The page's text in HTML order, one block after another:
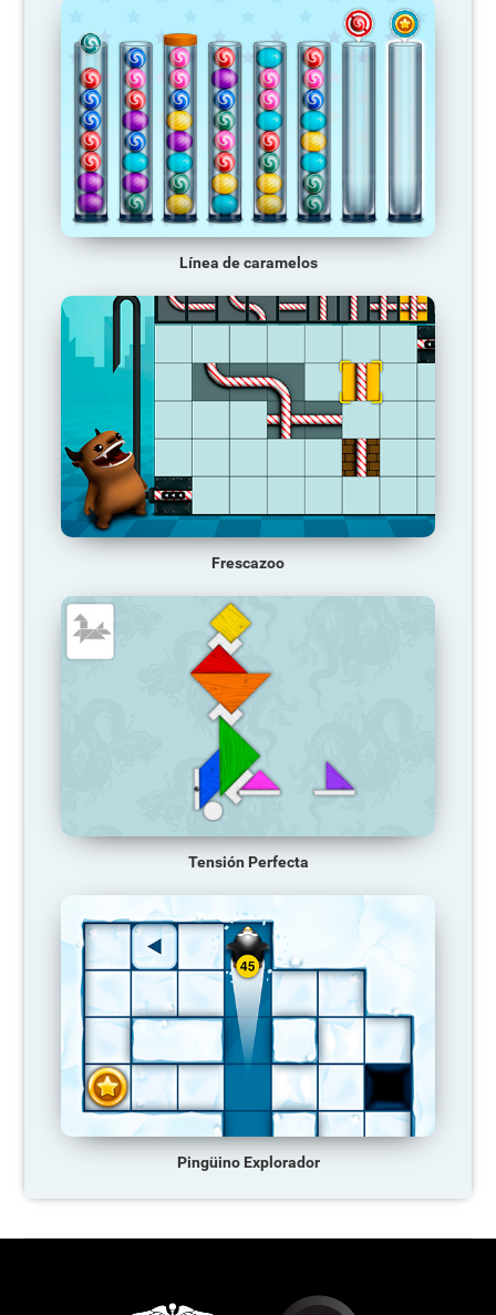
Línea de caramelos
Frescazoo
Tensión Perfecta
Pingüino Explorador